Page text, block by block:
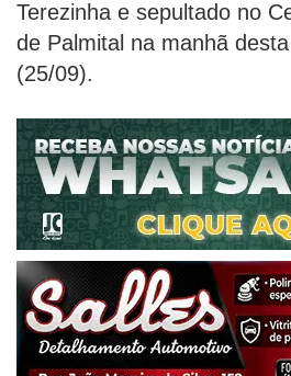
Terezinha e sepultado no
de Palmital na manhã
(25/09).